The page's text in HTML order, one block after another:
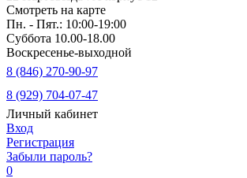
Смотреть на карте
Пн. - Пят.: 10:00-19:00
Суббота 10.00-18.00
Воскресенье-выходной
8 (846) 270-90-97
8 (929) 704-07-47
Личный кабинет
Вход
Регистрация
Забыли пароль?
0